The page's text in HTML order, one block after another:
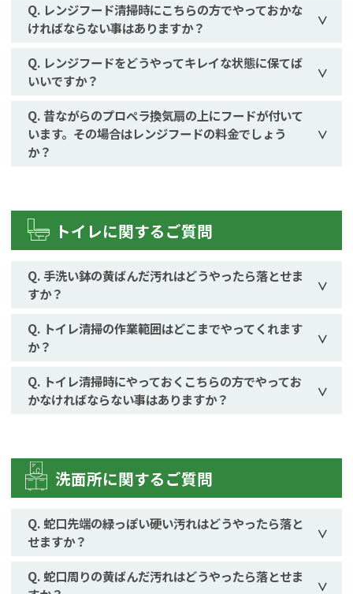
レンジフード清掃時にこちらの方でやっておかな
ければならない事はありますか？
レンジフードをどうやってキレイな状態に保てば
いいですか？
昔ながらのプロペラ換気扇の上にフードが付いて
います。その場合はレンジフードの料金でしょう
か？
トイレに関するご質問
手洗い鉢の黄ばんだ汚れはどうやったら落とせま
すか？
トイレ清掃の作業範囲はどこまでやってくれます
か？
トイレ清掃時にやっておくこちらの方でやってお
かなければならない事はありますか？
洗面所に関するご質問
蛇口先端の緑っぽい硬い汚れはどうやったら落と
せますか？
蛇口周りの黄ばんだ汚れはどうやったら落とせま